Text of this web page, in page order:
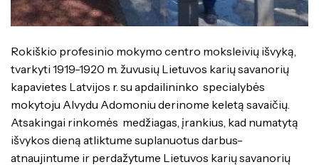
Mokymo moduliai bendrojo ugdymo
Kompetencijų vertinimas
Traktorininkų mokymas
Formaliojo profesinio mokymo
ES struktūriniai projektai
ERASMUS+
Kiti
Rokiškio profesinio mokymo centro moksleivių išvyką,
tvarkyti 1919-1920 m. žuvusių Lietuvos karių savanorių
kapavietes Latvijos r. su apdailininko specialybės
mokytoju Alvydu Adomoniu derinome keletą savaičių.
Atsakingai rinkomės medžiagas, įrankius, kad numatytą
išvykos dieną atliktume suplanuotus darbus-
atnaujintume ir perdažytume Lietuvos karių savanorių